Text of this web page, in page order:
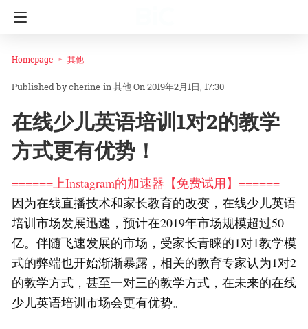
Homepage 其他
cherine in其他On 2019年2月1日, 17:30
在线少儿英语培训1对2的教学
方式更有优势！
======上Instagram的加速器【免费试用】======
因为在线直播技术和家长教育的改变，在线少儿英语
培训市场发展迅速，预计在2019年市场规模超过50
亿。伴随飞速发展的市场，受家长青睐的1对1教学模
式的弊端也开始渐渐暴露，相关的教育专家认为1对2
的教学方式，甚至一对三的教学方式，在未来的在线
少儿英语培训市场会更有优势。